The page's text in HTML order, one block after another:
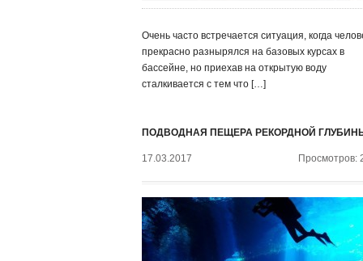
Очень часто встречается ситуация, когда
прекрасно разнырялся на базовых курсах в
бассейне, но приехав на открытую воду
сталкивается с тем что […]
ПОДВОДНАЯ ПЕЩЕРА РЕКОРДНОЙ
17.03.2017 Просмотров: